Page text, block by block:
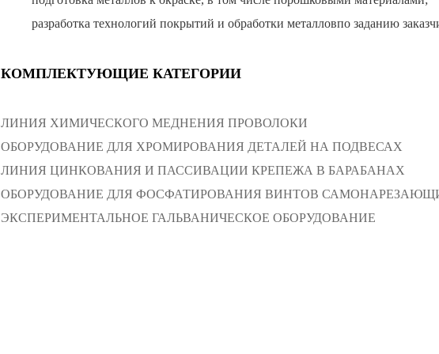
разработка технологий покрытий и обработки металловпо заданию
КОМПЛЕКТУЮЩИЕ КАТЕГОРИИ
ЛИНИЯ ХИМИЧЕСКОГО МЕДНЕНИЯ ПРОВОЛОКИ
ОБОРУДОВАНИЕ ДЛЯ ХРОМИРОВАНИЯ ДЕТАЛЕЙ НА ПОДВЕСАХ
ЛИНИЯ ЦИНКОВАНИЯ И ПАССИВАЦИИ КРЕПЕЖА В БАРАБАНАХ
ОБОРУДОВАНИЕ ДЛЯ ФОСФАТИРОВАНИЯ ВИНТОВ
ЭКСПЕРИМЕНТАЛЬНОЕ ГАЛЬВАНИЧЕСКОЕ ОБОРУДОВАНИЕ